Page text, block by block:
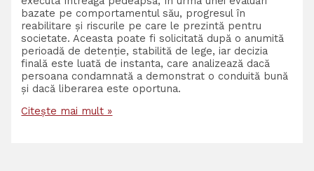
bazate pe comportamentul său, progresul în
reabilitare și riscurile pe care le prezintă pentru
societate. Aceasta poate fi solicitată după o anumită
perioadă de detenție, stabilită de lege, iar decizia
finală este luată de instanta, care analizează dacă
persoana condamnată a demonstrat o conduită bună
și dacă liberarea este oportuna.
Citește mai mult »